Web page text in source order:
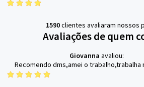
1590clientes avaliaram nossos
Avaliações de quem
Giovanna avaliou:
Recomendo dms,amei o trabalho,trabalha